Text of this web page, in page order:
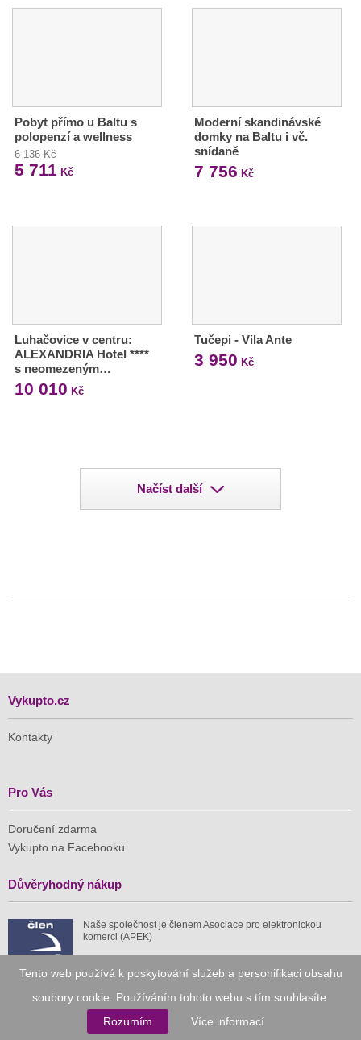
Tento web používá k poskytování služeb a personifikaci obsahu
soubory cookie. Používáním tohoto webu s tím souhlasíte.
Rozumím
Více informací
Pobyt přímo u Baltu s
polopenzí a wellness
6 136 Kč
5 711 Kč
Moderní skandinávské
domky na Baltu i vč.
snídaně
7 756 Kč
Luhačovice v centru:
ALEXANDRIA Hotel ****
s neomezeným…
10 010 Kč
Tučepi - Vila Ante
3 950 Kč
Načíst další
Vykupto.cz
Kontakty
Pro Vás
Doručení zdarma
Vykupto na Facebooku
Důvěryhodný nákup
Naše společnost je členem Asociace pro elektronickou
komerci (APEK)